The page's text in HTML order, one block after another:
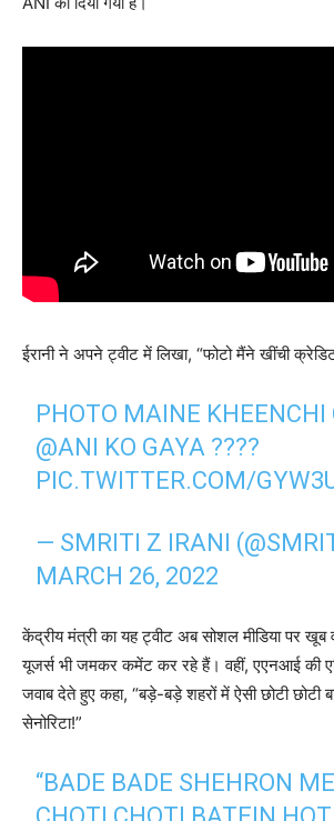
ईरानी ने अपने ट्वीट में लिखा, “फोटो मैंने खींची
PHOTO MAINE KHEENCHI
@ANI KO GAYA ????
PIC.TWITTER.COM/
— SMRITI Z IRANI
MARCH 26, 2022
केंद्रीय मंत्री का यह ट्वीट अब सोशल मीडिया पर खूब
यूजर्स भी जमकर कमेंट कर रहे हैं। वहीं, एएनआई की
जवाब देते हुए कहा, “बड़े-बड़े शहरों में ऐसी छोटी छोटी
सेनोरिटा!”
“BADE BADE SHEHRON